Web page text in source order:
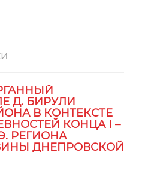
Д. БИРУЛИ
В КОНТЕКСТЕ
КОНЦА І –
РЕГИОНА
ДНЕПРОВСКОЙ